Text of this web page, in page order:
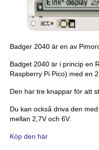
Badger 2040 är en av
Badget 2040 är i princip en
Raspberry Pi Pico) med en
Den har tre knappar för att
Du kan också driva den
mellan 2,7V och 6V.
Köp den här